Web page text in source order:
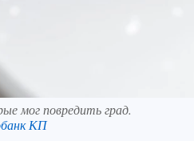
мог повредить град.
КП